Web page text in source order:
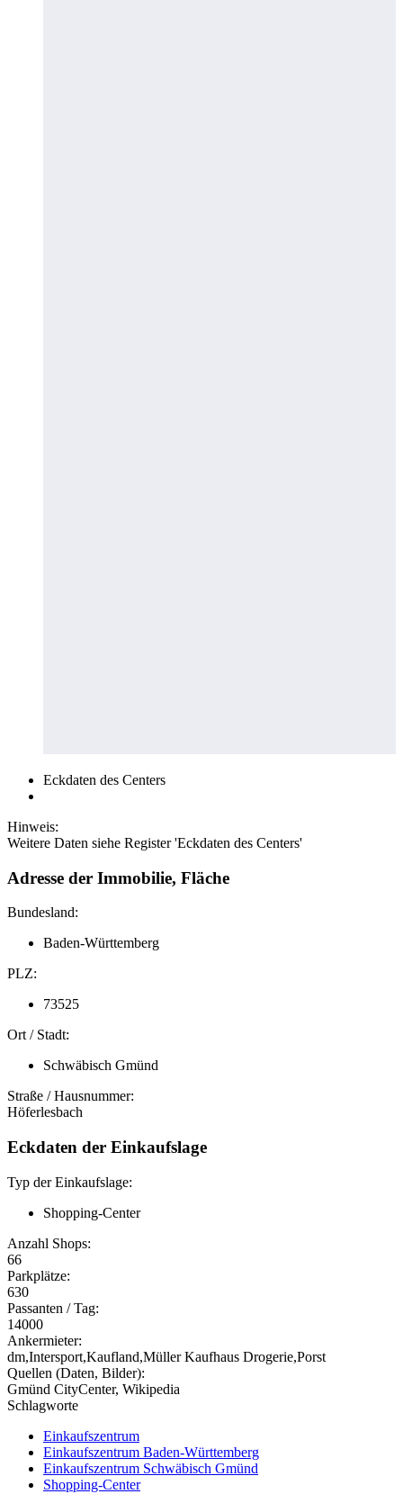
Eckdaten des Centers
Hinweis:
Weitere Daten siehe Register 'Eckdaten des Centers'
Adresse der Immobilie, Fläche
Bundesland:
Baden-Württemberg
PLZ:
73525
Ort / Stadt:
Schwäbisch Gmünd
Straße / Hausnummer:
Höferlesbach
Eckdaten der Einkaufslage
Typ der Einkaufslage:
Shopping-Center
Anzahl Shops:
66
Parkplätze:
630
Passanten / Tag:
14000
Ankermieter:
dm,Intersport,Kaufland,Müller Kaufhaus Drogerie,Porst
Quellen (Daten, Bilder):
Gmünd CityCenter, Wikipedia
Schlagworte
Einkaufszentrum
Einkaufszentrum Baden-Württemberg
Einkaufszentrum Schwäbisch Gmünd
Shopping-Center